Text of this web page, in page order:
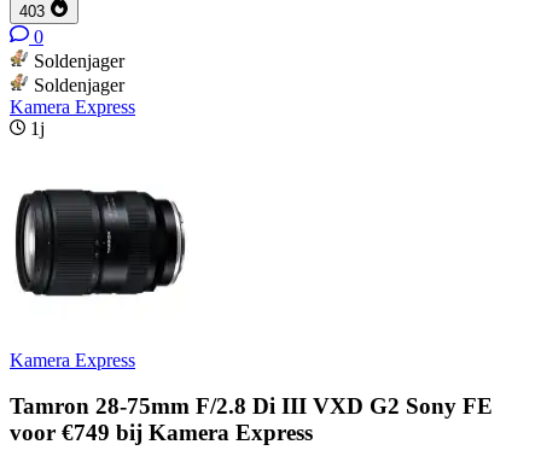
403
0
Soldenjager
Soldenjager
Kamera Express
1j
Kamera Express
Tamron 28-75mm F/2.8 Di III VXD G2 Sony FE
voor €749 bij Kamera Express